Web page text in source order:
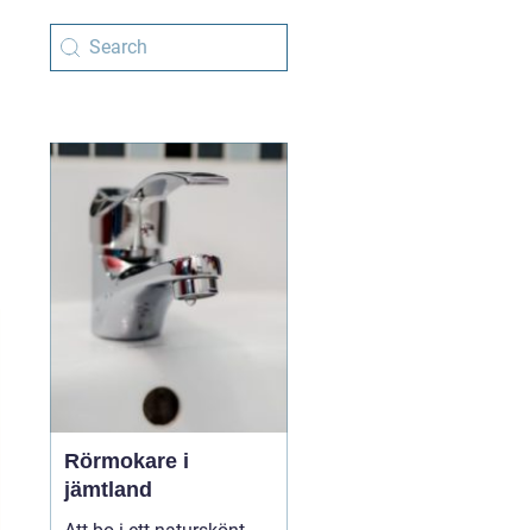
Rörmokare i
jämtland